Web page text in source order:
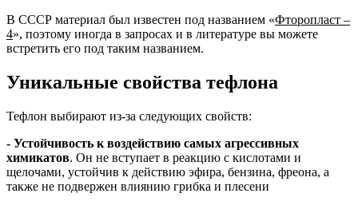
В СССР материал был известен под названием «Фторопласт –
4», поэтому иногда в запросах и в литературе вы можете
встретить его под таким названием.
Уникальные свойства тефлона
Тефлон выбирают из-за следующих свойств:
- Устойчивость к воздействию самых агрессивных
химикатов. Он не вступает в реакцию с кислотами и
щелочами, устойчив к действию эфира, бензина, фреона, а
также не подвержен влиянию грибка и плесени